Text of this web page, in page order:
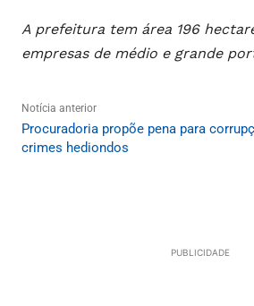
A prefeitura tem área 196
empresas de médio e grande
Notícia anterior
Procuradoria propõe pena para
crimes hediondos
PUBLICIDADE